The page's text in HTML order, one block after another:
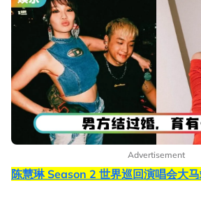
Advertisement
陈慧琳 Season 2 世界巡回演唱会大